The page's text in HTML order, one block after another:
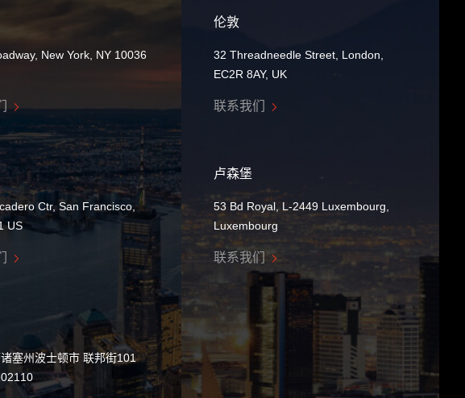
New York, NY 10036
Ctr, San Francisco,
US
塞州波士顿市 联邦街101
伦敦
32 Threadneedle Street, London,
EC2R 8AY, UK
联系我们
卢森堡
53 Bd Royal, L-2449 Luxembourg,
Luxembourg
联系我们